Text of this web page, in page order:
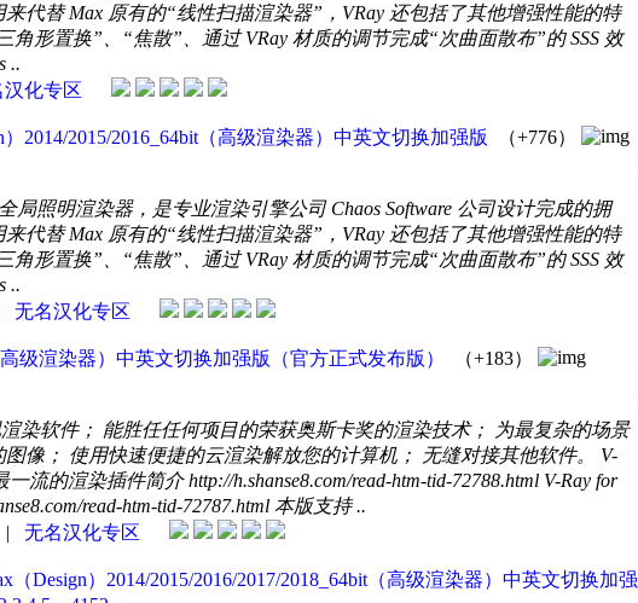
代替 Max 原有的“线性扫描渲染器”，VRay 还包括了其他增强性能的特
形置换”、“焦散”、通过 VRay 材质的调节完成“次曲面散布”的 SSS 效
..
汉化专区
2014/2015/2016_64bit（高级渲染器）中英文切换加强版
（+776）
局照明渲染器，是专业渲染引擎公司 Chaos Software 公司设计完成的拥
代替 Max 原有的“线性扫描渲染器”，VRay 还包括了其他增强性能的特
形置换”、“焦散”、通过 VRay 材质的调节完成“次曲面散布”的 SSS 效
..
无名汉化专区
级渲染器）中英文切换加强版（官方正式发布版）
（+183）
染软件； 能胜任任何项目的荣获奥斯卡奖的渲染技术； 为最复杂的场景
像； 使用快速便捷的云渲染解放您的计算机； 无缝对接其他软件。 V-
流的渲染插件简介 http://h.shanse8.com/read-htm-tid-72788.html V-Ray for
read-htm-tid-72787.html 本版支持 ..
| 无名汉化专区
（Design）2014/2015/2016/2017/2018_64bit（高级渲染器）中英文切换加强